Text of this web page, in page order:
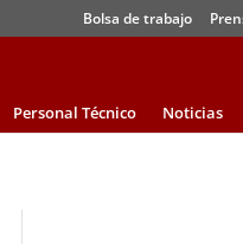
Bolsa de trabajo
Personal Técnico Noticias